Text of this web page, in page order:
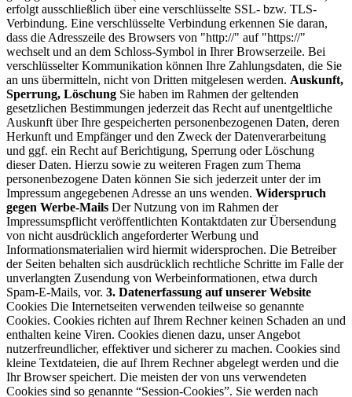
erfolgt ausschließlich über eine verschlüsselte SSL- bzw. TLS-
Verbindung. Eine verschlüsselte Verbindung erkennen Sie daran,
dass die Adresszeile des Browsers von "http://" auf "https://"
wechselt und an dem Schloss-Symbol in Ihrer Browserzeile. Bei
verschlüsselter Kommunikation können Ihre Zahlungsdaten, die Sie
an uns übermitteln, nicht von Dritten mitgelesen werden. Auskunft,
Sperrung, Löschung Sie haben im Rahmen der geltenden
gesetzlichen Bestimmungen jederzeit das Recht auf unentgeltliche
Auskunft über Ihre gespeicherten personenbezogenen Daten, deren
Herkunft und Empfänger und den Zweck der Datenverarbeitung
und ggf. ein Recht auf Berichtigung, Sperrung oder Löschung
dieser Daten. Hierzu sowie zu weiteren Fragen zum Thema
personenbezogene Daten können Sie sich jederzeit unter der im
Impressum angegebenen Adresse an uns wenden. Widerspruch
gegen Werbe-Mails Der Nutzung von im Rahmen der
Impressumspflicht veröffentlichten Kontaktdaten zur Übersendung
von nicht ausdrücklich angeforderter Werbung und
Informationsmaterialien wird hiermit widersprochen. Die Betreiber
der Seiten behalten sich ausdrücklich rechtliche Schritte im Falle der
unverlangten Zusendung von Werbeinformationen, etwa durch
Spam-E-Mails, vor. 3. Datenerfassung auf unserer Website
Cookies Die Internetseiten verwenden teilweise so genannte
Cookies. Cookies richten auf Ihrem Rechner keinen Schaden an und
enthalten keine Viren. Cookies dienen dazu, unser Angebot
nutzerfreundlicher, effektiver und sicherer zu machen. Cookies sind
kleine Textdateien, die auf Ihrem Rechner abgelegt werden und die
Ihr Browser speichert. Die meisten der von uns verwendeten
Cookies sind so genannte “Session-Cookies”. Sie werden nach